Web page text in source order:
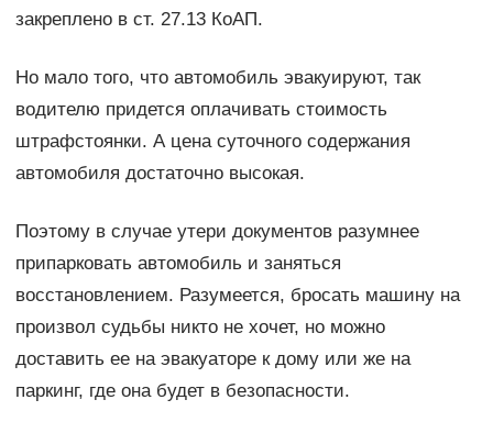
закреплено в ст. 27.13 КоАП.
Но мало того, что автомобиль эвакуируют, так
водителю придется оплачивать стоимость
штрафстоянки. А цена суточного содержания
автомобиля достаточно высокая.
Поэтому в случае утери документов разумнее
припарковать автомобиль и заняться
восстановлением. Разумеется, бросать машину на
произвол судьбы никто не хочет, но можно
доставить ее на эвакуаторе к дому или же на
паркинг, где она будет в безопасности.